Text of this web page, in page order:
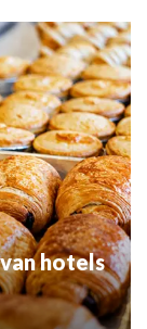
hotels